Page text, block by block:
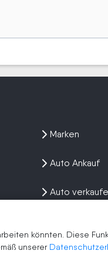
könnten. Diese
unserer
Marken
Auto Ankauf
Auto